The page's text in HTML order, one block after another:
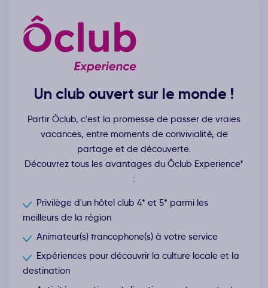
Un club ouvert sur le monde !
Partir Ôclub, c'est la promesse de passer de vraies
vacances, entre moments de convivialité, de
partage et de découverte.
Découvrez tous les avantages du Ôclub Experience*
:
Privilège d'un hôtel club 4* et 5* parmi les
meilleurs de la région
Animateur(s) francophone(s) à votre service
Expériences pour découvrir la culture locale et la
destination